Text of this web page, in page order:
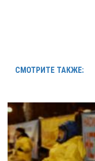
СМОТРИТЕ ТАКЖЕ: